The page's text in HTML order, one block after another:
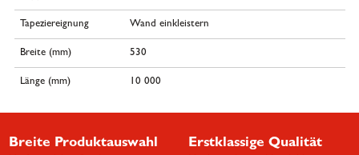
Tapeziereignung Wand einkleistern
Breite (mm) 530
Länge (mm) 10 000
Breite Produktauswahl Erstklassige Qualität